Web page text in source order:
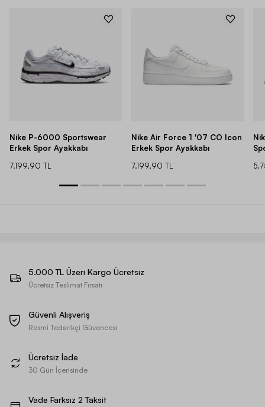
Nike P-6000 Sportswear
Erkek Spor Ayakkabı
7.199,90 TL
Nike Air Force 1 '07 CO Icon
Erkek Spor Ayakkabı
7.199,90 TL
5.000 TL Üzeri Kargo Ücretsiz
Ücretsiz Teslimat Fırsatı
Güvenli Alışveriş
Resmi Tedarikçi Güvencesi
Ücretsiz İade
30 Gün İçerisinde
Vade Farksız 2 Taksit